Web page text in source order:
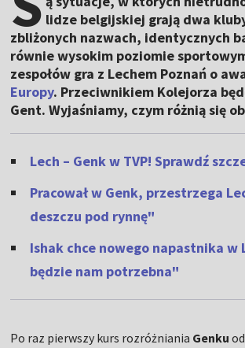
lidze belgijskiej grają dwa
zbliżonych nazwach, identycznych
równie wysokim poziomie
zespołów gra z Lechem Poznań o
Europy. Przeciwnikiem Kolejorza
Gent. Wyjaśniamy, czym różnią się
Lech – Genk w TVP! Sprawdź
Pracował w Genk, przestrzega
deszczu pod rynnę"
Ishak chce nowego napastnika w
będzie nam potrzebna"
Po raz pierwszy kurs rozróżniania Genkuod